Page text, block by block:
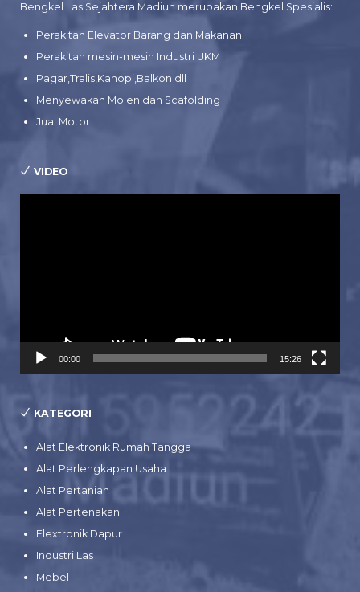
Bengkel Las Sejahtera Madiun merupakan Bengkel Spesialis:
Perakitan Elevator Barang dan Makanan
Perakitan mesin-mesin Industri UKM
Pagar,Tralis,Kanopi,Balkon dll
Menyewakan Molen dan Scafolding
Jual Motor
VIDEO
00:00 15:26
KATEGORI
Alat Elektronik Rumah Tangga
Alat Perlengkapan Usaha
Alat Pertanian
Alat Pertenakan
Elextronik Dapur
Industri Las
Mebel